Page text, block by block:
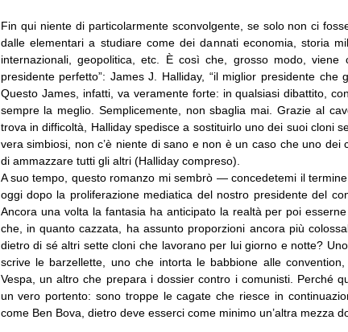
Fin qui niente di particolarmente sconvolgente, se solo non ci
dalle elementari a studiare come dei dannati economia, storia
internazionali, geopolitica, etc. È così che, grosso modo, viene
presidente perfetto”: James J. Halliday, “il miglior presidente che
Questo James, infatti, va veramente forte: in qualsiasi dibattito,
sempre la meglio. Semplicemente, non sbaglia mai. Grazie al
trova in difficoltà, Halliday spedisce a sostituirlo uno dei suoi cloni
vera simbiosi, non c’è niente di sano e non è un caso che uno dei
di ammazzare tutti gli altri (Halliday compreso).
A suo tempo, questo romanzo mi sembrò — concedetemi il
oggi dopo la proliferazione mediatica del nostro presidente del
Ancora una volta la fantasia ha anticipato la realtà per poi
che, in quanto cazzata, ha assunto proporzioni ancora più
dietro di sé altri sette cloni che lavorano per lui giorno e notte?
scrive le barzellette, uno che intorta le babbione alle
Vespa, un altro che prepara i dossier contro i comunisti. Perché
un vero portento: sono troppe le cagate che riesce in
come Ben Bova, dietro deve esserci come minimo un’altra mezza